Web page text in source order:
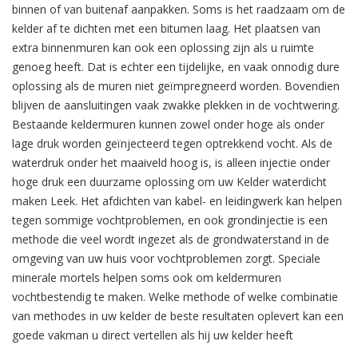
binnen of van buitenaf aanpakken. Soms is het raadzaam om de
kelder af te dichten met een bitumen laag. Het plaatsen van
extra binnenmuren kan ook een oplossing zijn als u ruimte
genoeg heeft. Dat is echter een tijdelijke, en vaak onnodig dure
oplossing als de muren niet geïmpregneerd worden. Bovendien
blijven de aansluitingen vaak zwakke plekken in de vochtwering.
Bestaande keldermuren kunnen zowel onder hoge als onder
lage druk worden geïnjecteerd tegen optrekkend vocht. Als de
waterdruk onder het maaiveld hoog is, is alleen injectie onder
hoge druk een duurzame oplossing om uw Kelder waterdicht
maken Leek. Het afdichten van kabel- en leidingwerk kan helpen
tegen sommige vochtproblemen, en ook grondinjectie is een
methode die veel wordt ingezet als de grondwaterstand in de
omgeving van uw huis voor vochtproblemen zorgt. Speciale
minerale mortels helpen soms ook om keldermuren
vochtbestendig te maken. Welke methode of welke combinatie
van methodes in uw kelder de beste resultaten oplevert kan een
goede vakman u direct vertellen als hij uw kelder heeft